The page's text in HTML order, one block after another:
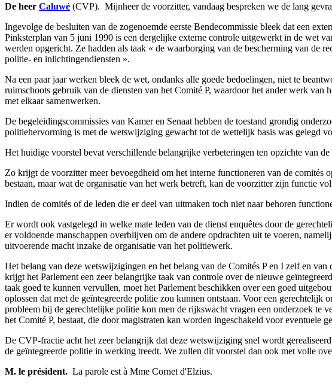
De heer Caluwé (CVP). ­ Mijnheer de voorzitter, vandaag bespreken we de lang
Ingevolge de besluiten van de zogenoemde eerste Bendecommissie bleek dat een
Pinksterplan van 5 juni 1990 is een dergelijke externe controle uitgewerkt in de wet
werden opgericht. Ze hadden als taak « de waarborging van de bescherming van de
politie- en inlichtingendiensten ».
Na een paar jaar werken bleek de wet, ondanks alle goede bedoelingen, niet te
ruimschoots gebruik van de diensten van het Comité P, waardoor het ander werk
met elkaar samenwerken.
De begeleidingscommissies van Kamer en Senaat hebben de toestand grondig
politiehervorming is met de wetswijziging gewacht tot de wettelijk basis was gelegd
Het huidige voorstel bevat verschillende belangrijke verbeteringen ten opzichte van de
Zo krijgt de voorzitter meer bevoegdheid om het interne functioneren van de
bestaan, maar wat de organisatie van het werk betreft, kan de voorzitter zijn functie
Indien de comités of de leden die er deel van uitmaken toch niet naar behoren
Er wordt ook vastgelegd in welke mate leden van de dienst enquêtes door de
er voldoende manschappen overblijven om de andere opdrachten uit te voeren,
uitvoerende macht inzake de organisatie van het politiewerk.
Het belang van deze wetswijzigingen en het belang van de Comités P en I zelf en
krijgt het Parlement een zeer belangrijke taak van controle over de nieuwe
taak goed te kunnen vervullen, moet het Parlement beschikken over een goed
oplossen dat met de geïntegreerde politie zou kunnen ontstaan. Voor een
probleem bij de gerechtelijke politie kon men de rijkswacht vragen een onderzoek te
het Comité P, bestaat, die door magistraten kan worden ingeschakeld voor eventuele
De CVP-fractie acht het zeer belangrijk dat deze wetswijziging snel wordt
de geïntegreerde politie in werking treedt. We zullen dit voorstel dan ook met volle
M. le président. ­ La parole est à Mme Cornet d'Elzius.